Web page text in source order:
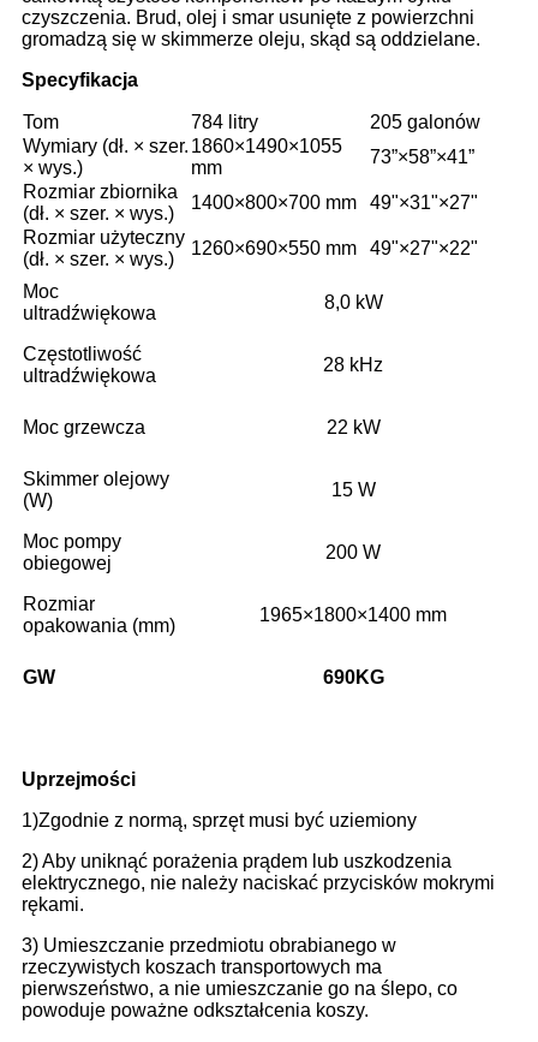
czyszczenia. Brud, olej i smar usunięte z powierzchni
gromadzą się w skimmerze oleju, skąd są oddzielane.
Specyfikacja
Tom 784 litry
205 galonów
Wymiary (dł. × szer.
× wys.)
1860×1490×1055
mm
73”×58”×41”
Rozmiar zbiornika
(dł. × szer. × wys.)
1400×800×700 mm
49"×31"×27"
Rozmiar użyteczny
(dł. × szer. × wys.)
1260×690×550 mm 49"×27"×22"
Moc
ultradźwiękowa
8,0 kW
Częstotliwość
ultradźwiękowa
28 kHz
Moc grzewcza 22 kW
Skimmer olejowy
(W)
15 W
Moc pompy
obiegowej
200 W
Rozmiar
opakowania (mm)
1965×1800×1400 mm
GW 690KG
Uprzejmości
1)Zgodnie z normą, sprzęt musi być uziemiony
2) Aby uniknąć porażenia prądem lub uszkodzenia
elektrycznego, nie należy naciskać przycisków mokrymi
rękami.
3) Umieszczanie przedmiotu obrabianego w
rzeczywistych koszach transportowych ma
pierwszeństwo, a nie umieszczanie go na ślepo, co
powoduje poważne odkształcenia koszy.